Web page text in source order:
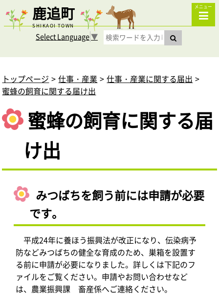
鹿追町
SHIKAOI TOWN
メニュー
Select Language▼
トップページ 仕事・産業
仕事・産業に関する届出
蜜蜂の飼育に関する届け出
蜜蜂の飼育に関する届
け出
みつばちを飼う前には申請が必要
です。
平成24年に養ほう振興法が改正になり、伝染病予
防などみつばちの健全な育成のため、巣箱を設置す
る前に申請が必要になりました。詳しくは下記のフ
ァイルをご覧ください。申請やお問い合わせなど
は、農業振興課 畜産係へご連絡ください。